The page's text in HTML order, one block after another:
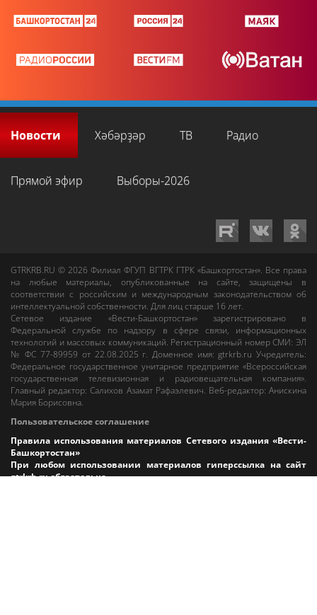
Новости Хәбәрҙәр ТВ Радио
Прямой эфир Выборы-2026
GTRKRB.RU © 2026Филиал ФГУП ВГТРК ГТРК «Башкортостан». Все права
на любые материалы, опубликованные на сайте, защищены в
соответствии с российским и международным законодательством об
интеллектуальной собственности. Для лиц старше 16 лет.
Сетевое издание «Вести-Башкортостан»зарегистрировано в
Федеральной службе по надзору в сфере связи, информационных
технологий и массовых коммуникаций. Регистрационный номер СМИ: ЭЛ
№ ФС 77-89959 от 22.08.2025 г. Доменное имя:gtrkrb.ru Учредитель:
Федеральное государственное унитарное предприятие «Всероссийская
государственная телевизионная и радиовещательная компания».
Главный редактор:Салихов Азамат Рафаэлевич. Веб-редактор:Анискина
Мария Борисовна.
Пользовательское соглашение
Правила использования материалов Сетевого издания «Вести-
Башкортостан»
При любом использовании материалов гиперссылка на сайт
gtrkrb.ruобязательна.